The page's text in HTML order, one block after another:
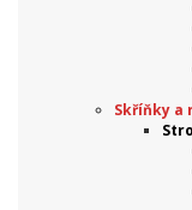
Skříňky a